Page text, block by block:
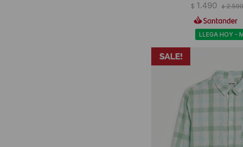
$ 1.490 $ 2.590
LLEGA HOY -